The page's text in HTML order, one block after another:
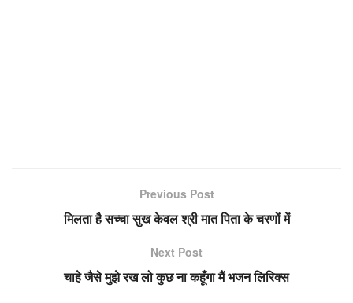
Previous Post
मिलता है सच्चा सुख केवल श्री मात पिता के चरणों में
Next Post
चाहे जैसे मुझे रख लो कुछ ना कहूँगा मैं भजन लिरिक्स